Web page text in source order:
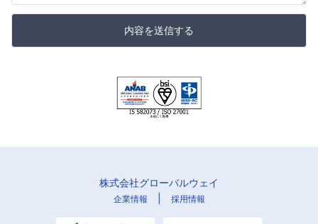
内容を送信する
株式会社グローバルウェイ
企業情報 採用情報